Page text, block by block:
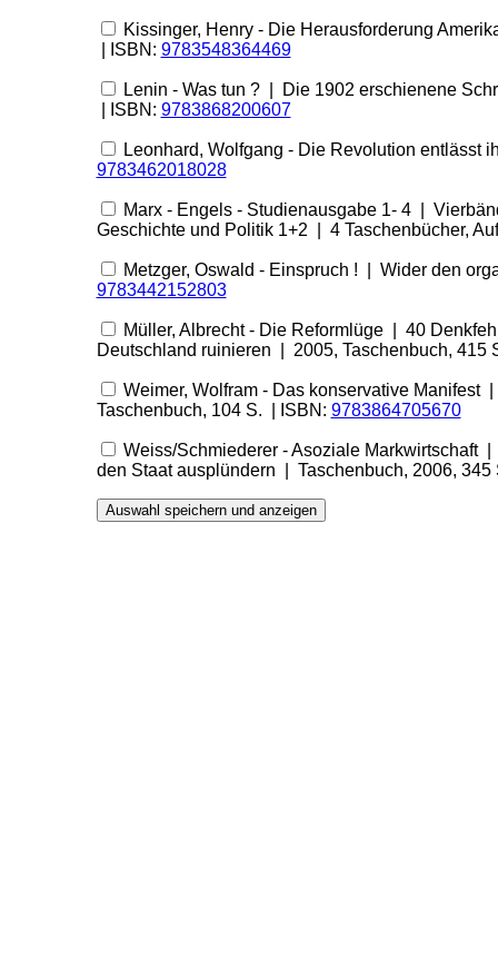
Kissinger, Henry - Die Herausforderung
| ISBN: 9783548364469
Lenin - Was tun ? | Die 1902 erschienene
| ISBN: 9783868200607
Leonhard, Wolfgang - Die Revolution
9783462018028
Marx - Engels - Studienausgabe 1- 4 |
Geschichte und Politik 1+2 | 4 Taschenbücher,
Metzger, Oswald - Einspruch ! | Wider den
9783442152803
Müller, Albrecht - Die Reformlüge | 40
Deutschland ruinieren | 2005, Taschenbuch, 415
Weimer, Wolfram - Das konservative
Taschenbuch, 104 S. | ISBN: 9783864705670
Weiss/Schmiederer - Asoziale Markwirtschaft
den Staat ausplündern | Taschenbuch, 2006,